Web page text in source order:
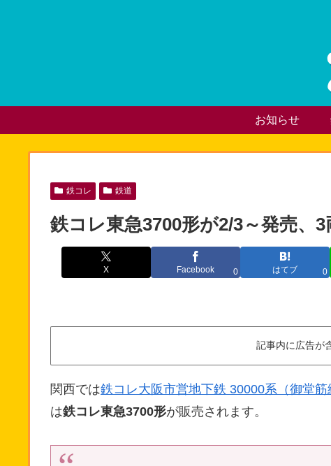
お知らせ
鉄コレ 鉄道
鉄コレ東急3700形が2/3～発売、
X Facebook 0 はてブ 0
記事内に広告が
関西では鉄コレ大阪市営地下鉄 30000系（御堂
は鉄コレ東急3700形が販売されます。